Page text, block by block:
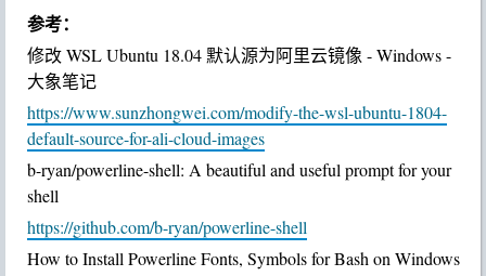
布，我认为所有这些小问题都将得到解决。 在我的终端
环境下使用
Fira Code
没有任何问题，您的环境可能有
所不同。
参考：
修改 WSL Ubuntu 18.04 默认源为阿里云镜像 - Windows -
大象笔记
https://www.sunzhongwei.com/modify-the-wsl-ubuntu-1804-
default-source-for-ali-cloud-images